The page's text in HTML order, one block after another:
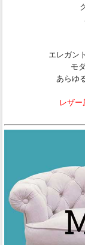
エレガン
モ
あらゆ
レザ